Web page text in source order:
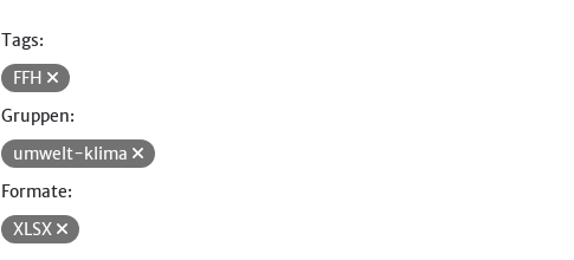
Tags:
FFH
Gruppen:
umwelt-klima
Formate:
XLSX